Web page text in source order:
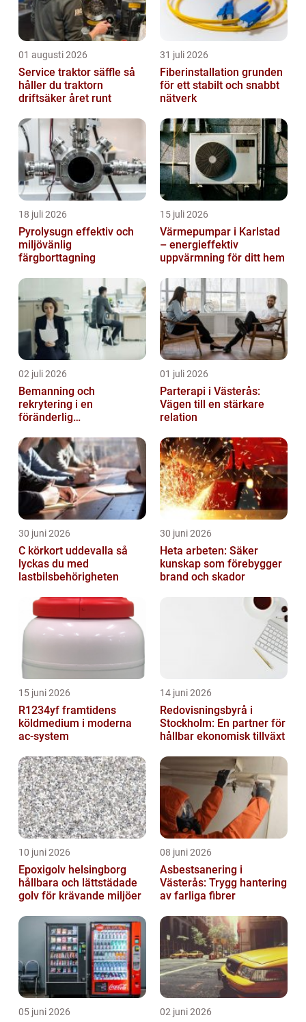
01 augusti 2026
Service traktor säffle så
håller du traktorn
driftsäker året runt
31 juli 2026
Fiberinstallation grunden
för ett stabilt och snabbt
nätverk
18 juli 2026
Pyrolysugn effektiv och
miljövänlig
färgborttagning
15 juli 2026
Värmepumpar i Karlstad
– energieffektiv
uppvärmning för ditt hem
02 juli 2026
Bemanning och
rekrytering i en
föränderlig
01 juli 2026
Parterapi i Västerås:
Vägen till en stärkare
relation
30 juni 2026
C körkort uddevalla så
lyckas du med
lastbilsbehörigheten
30 juni 2026
Heta arbeten: Säker
kunskap som förebygger
brand och skador
15 juni 2026
R1234yf framtidens
köldmedium i moderna
ac-system
14 juni 2026
Redovisningsbyrå i
Stockholm: En partner för
hållbar ekonomisk tillväxt
10 juni 2026
Epoxigolv helsingborg
hållbara och lättstädade
golv för krävande miljöer
08 juni 2026
Asbestsanering i
Västerås: Trygg hantering
av farliga fibrer
05 juni 2026 02 juni 2026